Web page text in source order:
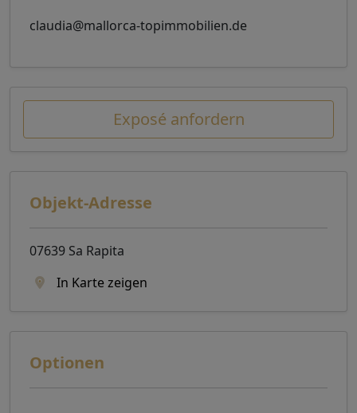
claudia@mallorca-topimmobilien.de
Exposé anfordern
Objekt-Adresse
07639 Sa Rapita
In Karte zeigen
Optionen